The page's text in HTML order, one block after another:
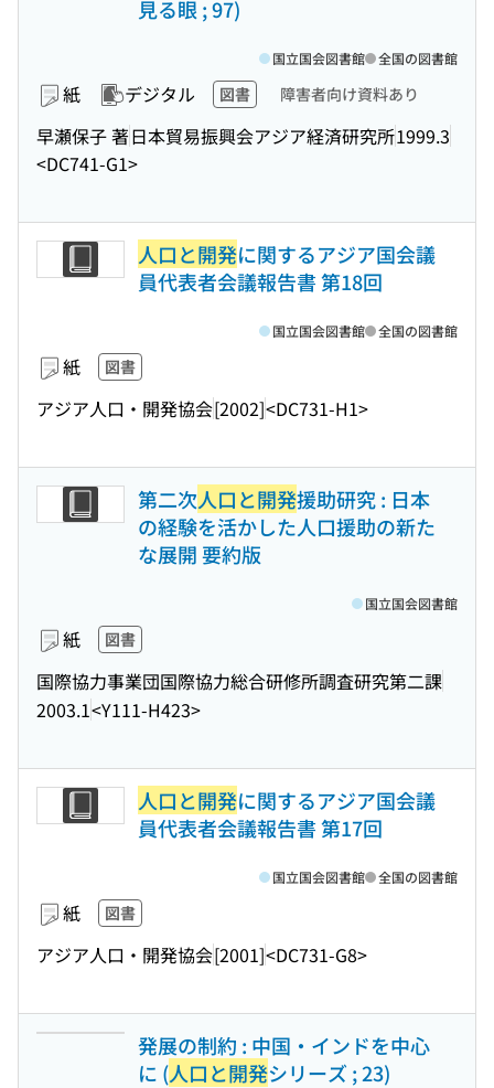
見る眼 ; 97)
紙 デジタル 図書 障害者向け資料あり
早瀬保子 著日本貿易振興会アジア経済研究所1999.3
<DC741-G1>
国立国会図書館 全国の図書館
人口と開発に関するアジア国会議
員代表者会議報告書 第18回
紙 図書
アジア人口・開発協会[2002]<DC731-H1>
国立国会図書館 全国の図書館
第二次人口と開発援助研究 : 日本
の経験を活かした人口援助の新た
な展開 要約版
紙 図書
国際協力事業団国際協力総合研修所調査研究第二課
2003.1<Y111-H423>
国立国会図書館
人口と開発に関するアジア国会議
員代表者会議報告書 第17回
紙 図書
アジア人口・開発協会[2001]<DC731-G8>
国立国会図書館 全国の図書館
発展の制約 : 中国・インドを中心
に (人口と開発シリーズ ; 23)